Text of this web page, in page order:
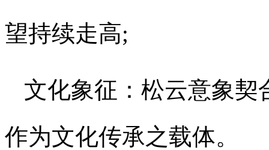
望持续走高;
文化象征：松云意象契
作为文化传承之载体。